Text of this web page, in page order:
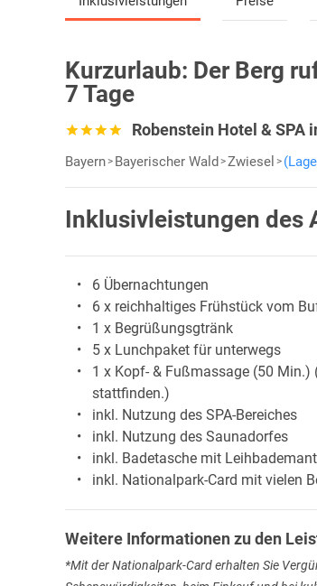
Kurzurlaub: Der Berg
7 Tage
Robenstein Hotel & SPA
Bayern Bayerischer Wald Zwiesel
Inklusivleistungen des
6 Übernachtungen
6 x reichhaltiges Frühstück vom
1 x Begrüßungsgtränk
5 x Lunchpaket für unterwegs
1 x Kopf- & Fußmassage (50
stattfinden.)
inkl. Nutzung des SPA-Bereiches
inkl. Nutzung des Saunadorfes
inkl. Badetasche mit
inkl. Nationalpark-Card mit vielen
Weitere Informationen zu den
*Mit der Nationalpark-Card erhalten Sie